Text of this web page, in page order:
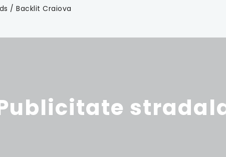
/ Backlit Craiova